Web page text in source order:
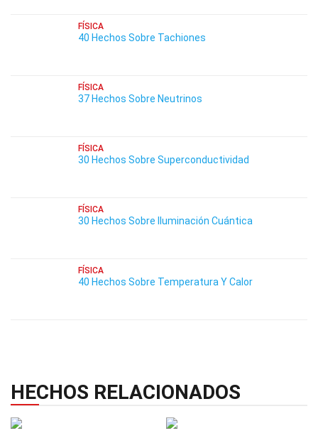
FÍSICA
40 Hechos Sobre Tachiones
FÍSICA
37 Hechos Sobre Neutrinos
FÍSICA
30 Hechos Sobre Superconductividad
FÍSICA
30 Hechos Sobre Iluminación Cuántica
FÍSICA
40 Hechos Sobre Temperatura Y Calor
HECHOS RELACIONADOS